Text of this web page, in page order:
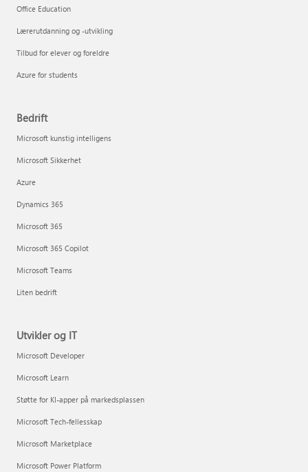
Office Education
Lærerutdanning og -utvikling
Tilbud for elever og foreldre
Azure for students
Bedrift
Microsoft kunstig intelligens
Microsoft Sikkerhet
Azure
Dynamics 365
Microsoft 365
Microsoft 365 Copilot
Microsoft Teams
Liten bedrift
Utvikler og IT
Microsoft Developer
Microsoft Learn
Støtte for KI-apper på markedsplassen
Microsoft Tech-fellesskap
Microsoft Marketplace
Microsoft Power Platform